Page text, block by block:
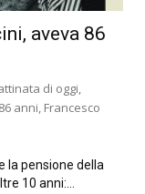
aveva 86
di oggi,
anni, Francesco
la pensione della
10 anni:...